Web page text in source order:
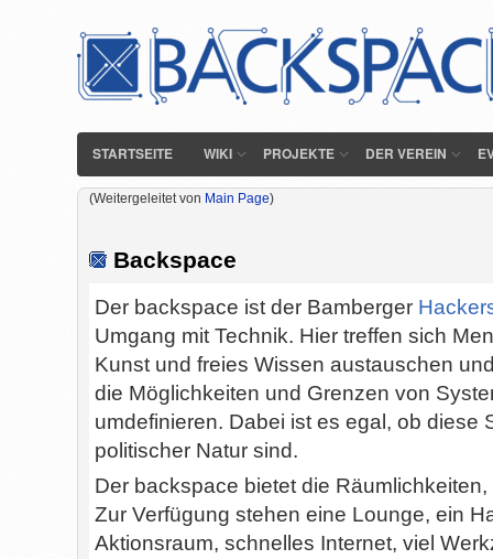
STARTSEITE WIKI PROJEKTE DER VEREIN
(Weitergeleitet von Main Page)
Backspace
Der backspace ist der Bamberger
Umgang mit Technik. Hier treffen sich
Kunst und freies Wissen austauschen
die Möglichkeiten und Grenzen von
umdefinieren. Dabei ist es egal, ob diese
politischer Natur sind.
Der backspace bietet die
Zur Verfügung stehen eine Lounge, ein
Aktionsraum, schnelles Internet, viel